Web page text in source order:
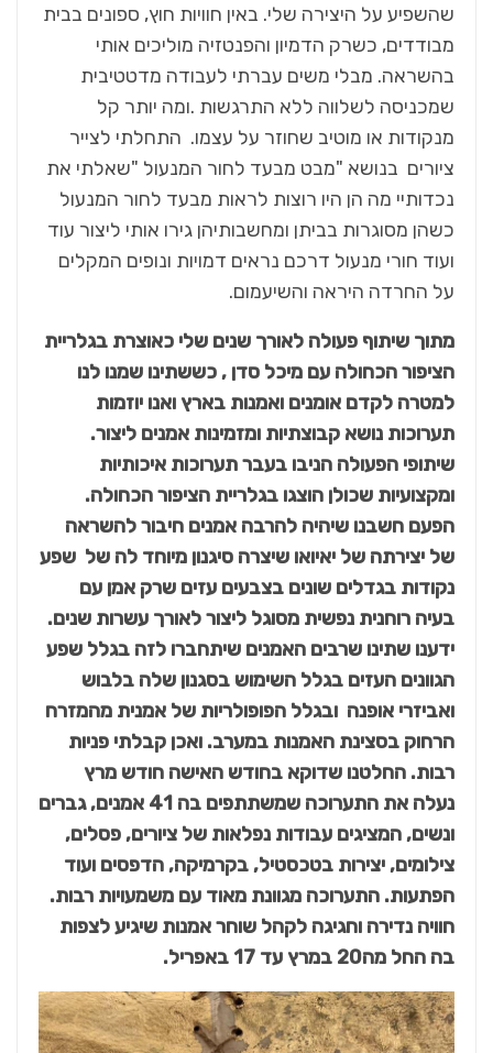
שהשפיע על היצירה שלי. באין חוויות חוץ, ספונים בבית
מבודדים, כשרק הדמיון והפנטזיה מוליכים אותי
בהשראה. מבלי משים עברתי לעבודה מדטטיבית
שמכניסה לשלווה ללא התרגשות .ומה יותר קל
מנקודות או מוטיב שחוזר על עצמו. התחלתי לצייר
ציורים בנושא "מבט מבעד לחור המנעול "שאלתי את
נכדותיי מה הן היו רוצות לראות מבעד לחור המנעול
כשהן מסוגרות בביתן ומחשבותיהן גירו אותי ליצור עוד
ועוד חורי מנעול דרכם נראים דמויות ונופים המקלים
על החרדה היראה והשיעמום.
מתוך שיתוף פעולה לאורך שנים שלי כאוצרת בגלריית
הציפור הכחולה עם מיכל סדן , כששתינו שמנו לנו
למטרה לקדם אומנים ואמנות בארץ ואנו יוזמות
תערוכות נושא קבוצתיות ומזמינות אמנים ליצור.
שיתופי הפעולה הניבו בעבר תערוכות איכותיות
ומקצועיות שכולן הוצגו בגלריית הציפור הכחולה.
הפעם חשבנו שיהיה להרבה אמנים חיבור להשראה
של יצירתה של יאיואו שיצרה סיגנון מיוחד לה של שפע
נקודות בגדלים שונים בצבעים עזים שרק אמן עם
בעיה רוחנית נפשית מסוגל ליצור לאורך עשרות שנים.
ידענו שתינו שרבים האמנים שיתחברו לזה בגלל שפע
הגוונים העזים בגלל השימוש בסגנון שלה בלבוש
ואביזרי אופנה ובגלל הפופולריות של אמנית מהמזרח
הרחוק בסצינת האמנות במערב. ואכן קבלתי פניות
רבות. החלטנו שדוקא בחודש האישה חודש מרץ
נעלה את התערוכה שמשתתפים בה 41 אמנים, גברים
ונשים, המציגים עבודות נפלאות של ציורים, פסלים,
צילומים, יצירות בטכסטיל, בקרמיקה, הדפסים ועוד
הפתעות. התערוכה מגוונת מאוד עם משמעויות רבות.
חוויה נדירה וחגיגה לקהל שוחר אמנות שיגיע לצפות
בה החל מה20 במרץ עד 17 באפריל.